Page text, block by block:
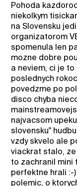
Pohoda
niekolkym
na Slovensku
organizatorom
spomenula len
mozne dobre
a neviem, ci je
poslednych
povedzme po
disco chyba
najvacsom
slovensku"
vzdy skvelo ale
viackrat stalo,
to zachranil mini
perfektne hrali :-
polemic, o